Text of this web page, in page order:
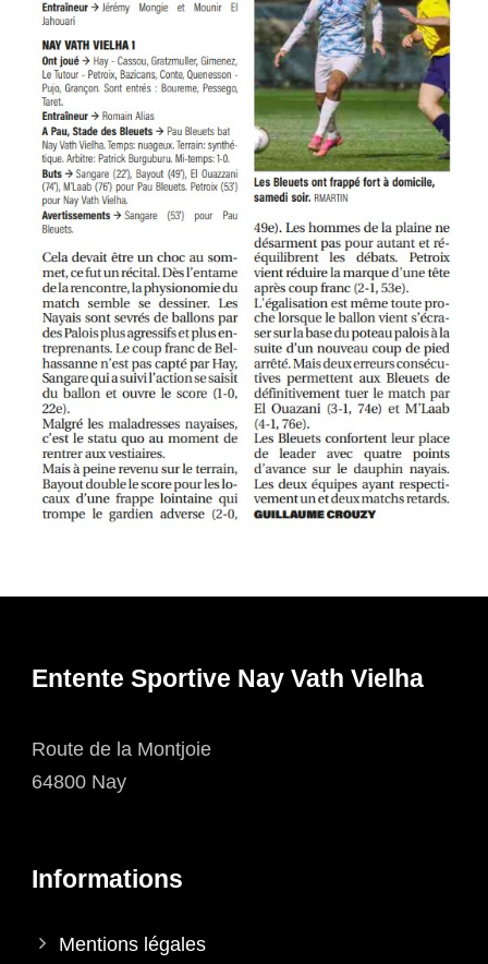
Entente Sportive Nay Vath Vielha
Route de la Montjoie
64800 Nay
Informations
Mentions légales